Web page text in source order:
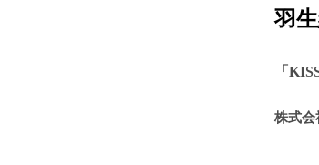
羽
「
株式会